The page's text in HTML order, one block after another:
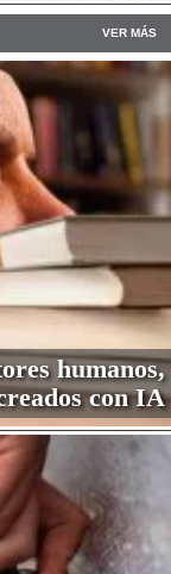
VER MÁS
humanos,
con IA